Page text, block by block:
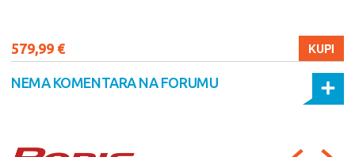
579,99 € KUPI
NEMA KOMENTARA NA FORUMU